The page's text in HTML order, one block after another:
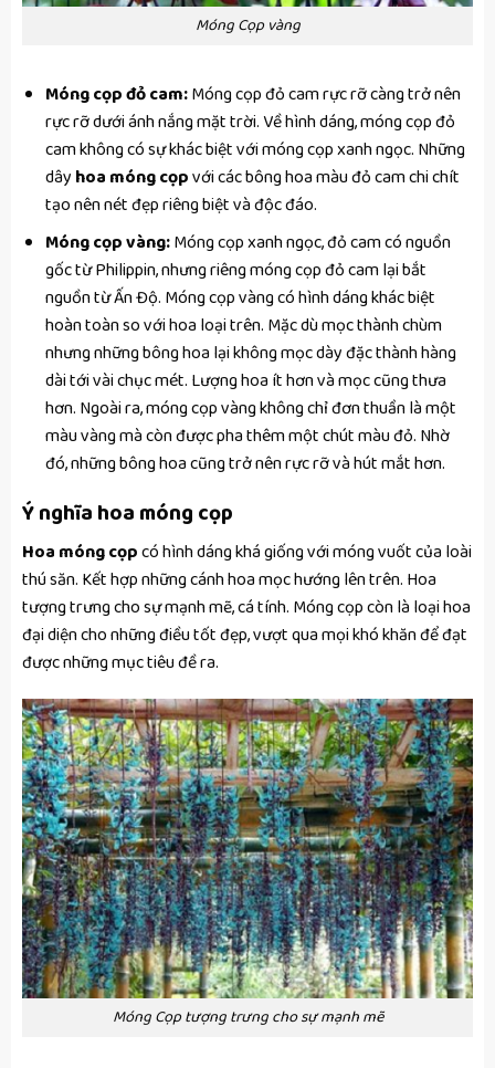
Móng Cọp vàng
Móng cọp đỏ cam:Móng cọp đỏ cam rực rỡ càng trở nên
rực rỡ dưới ánh nắng mặt trời. Về hình dáng, móng cọp đỏ
cam không có sự khác biệt với móng cọp xanh ngọc. Những
dây hoa móng cọpvới các bông hoa màu đỏ cam chi chít
tạo nên nét đẹp riêng biệt và độc đáo.
Móng cọp vàng:Móng cọp xanh ngọc, đỏ cam có nguồn
gốc từ Philippin, nhưng riêng móng cọp đỏ cam lại bắt
nguồn từ Ấn Độ. Móng cọp vàng có hình dáng khác biệt
hoàn toàn so với hoa loại trên. Mặc dù mọc thành chùm
nhưng những bông hoa lại không mọc dày đặc thành hàng
dài tới vài chục mét. Lượng hoa ít hơn và mọc cũng thưa
hơn. Ngoài ra, móng cọp vàng không chỉ đơn thuần là một
màu vàng mà còn được pha thêm một chút màu đỏ. Nhờ
đó, những bông hoa cũng trở nên rực rỡ và hút mắt hơn.
Ý nghĩa hoa móng cọp
Hoa móng cọpcó hình dáng khá giống với móng vuốt của loài
thú săn. Kết hợp những cánh hoa mọc hướng lên trên. Hoa
tượng trưng cho sự mạnh mẽ, cá tính. Móng cọp còn là loại hoa
đại diện cho những điều tốt đẹp, vượt qua mọi khó khăn để đạt
được những mục tiêu đề ra.
Móng Cọp tượng trưng cho sự mạnh mẽ